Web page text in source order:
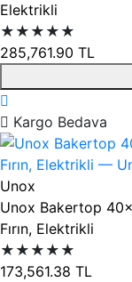
Elektrikli
★★★★★
285,761.90 TL
Kargo Bedava
Unox
Unox Bakertop
Fırın, Elektrikli
★★★★★
173,561.38 TL